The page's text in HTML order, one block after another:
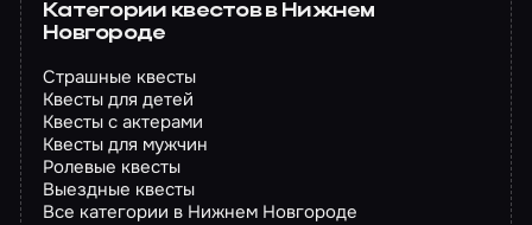
Категории квестов в Нижнем
Новгороде
Страшные квесты
Квесты для детей
Квесты с актерами
Квесты для мужчин
Ролевые квесты
Выездные квесты
Все категории в Нижнем Новгороде